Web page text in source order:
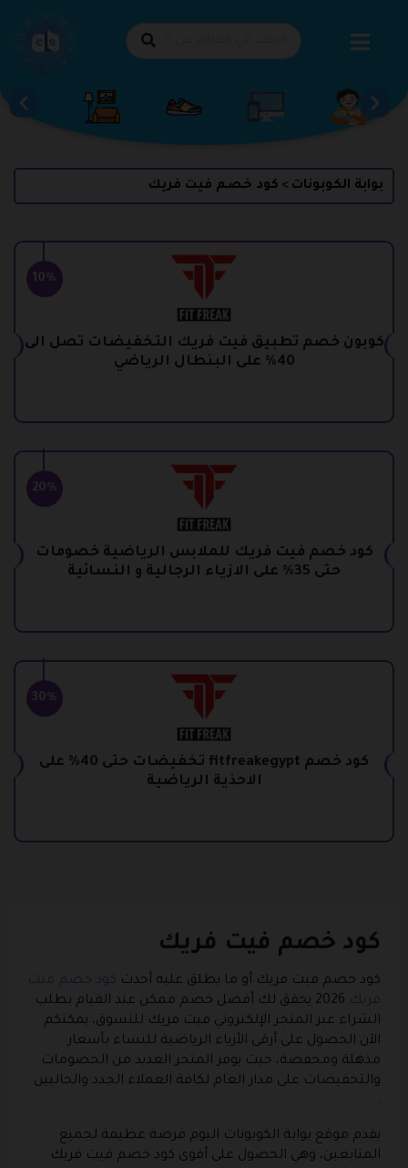
بوابة الكوبونات > كود خصم فيت فريك
10%
كوبون خصم تطبيق فيت فريك التخفيضات تصل الى
40% على البنطال الرياضي
20%
كود خصم فيت فريك للملابس الرياضية خصومات
حتى 35% على الازياء الرجالية و النسائية
30%
كود خصم fitfreakegypt تخفيضات حتى 40% على
الاحذية الرياضية
كود خصم فيت فريك
كود خصم فيت فريك أو ما يطلق عليه أحدث كود خصم فيت
فريك
2026 يحقق لك أفضل خصم ممكن عند القيام بطلب
الشراء عبر المتجر الإلكتروني فيت فريك للتسوق، يمكنكم
الآن الحصول على أرقى الأزياء الرياضية للنساء بأسعار
مذهلة ومخفضة، حيث يوفر المتجر العديد من الخصومات
والتخفيضات على مدار العام لكافة العملاء الجدد والحاليين
.
يقدم موقع بوابة الكوبونات اليوم فرصة عظيمة لجميع
المتابعين، وهي الحصول على أقوى كود خصم فيت فريك